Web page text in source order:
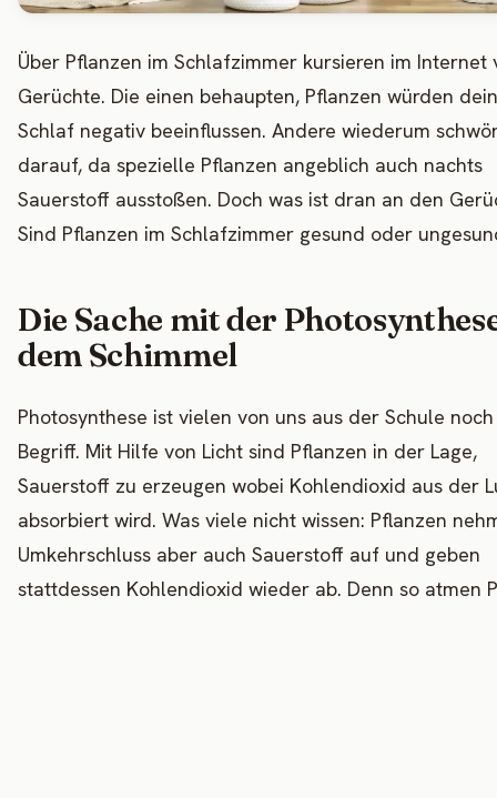
Über Pflanzen im Schlafzimmer kursieren im Internet
Gerüchte. Die einen behaupten, Pflanzen würden
Schlaf negativ beeinflussen. Andere wiederum
darauf, da spezielle Pflanzen angeblich auch nachts
Sauerstoff ausstoßen. Doch was ist dran an den
Sind Pflanzen im Schlafzimmer gesund oder
Die Sache mit der
dem Schimmel
Photosynthese ist vielen von uns aus der Schule
Begriff. Mit Hilfe von Licht sind Pflanzen in der Lage,
Sauerstoff zu erzeugen wobei Kohlendioxid aus der
absorbiert wird. Was viele nicht wissen: Pflanzen
Umkehrschluss aber auch Sauerstoff auf und geben
stattdessen Kohlendioxid wieder ab. Denn so atmen